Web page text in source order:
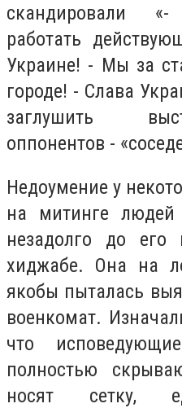
скандировали
работать
Украине! - Мы за
городе! - Слава
заглушить
оппонентов -
Недоумение у
на митинге людей
незадолго до
хиджабе. Она на
якобы пыталась
военкомат.
что
полностью
носят сетку,